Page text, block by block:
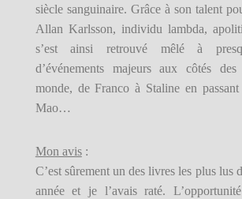
siècle sanguinaire. Grâce à son talent
Allan Karlsson, individu lambda,
s’est ainsi retrouvé mêlé à
d’événements majeurs aux côtés
monde, de Franco à Staline en
Mao…
Mon avis:
C’est sûrement un des livres les plus lus
année et je l’avais raté.